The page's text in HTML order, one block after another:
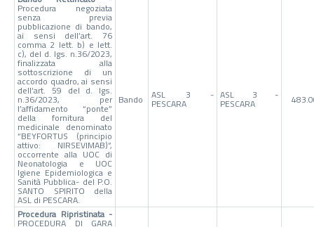
Procedura negoziata
senza previa
pubblicazione di bando,
ai sensi dell’art. 76
comma 2 lett. b) e lett.
c), del d. lgs. n.36/2023,
finalizzata alla
sottoscrizione di un
accordo quadro, ai sensi
dell’art. 59 del d. lgs.
n.36/2023, per
l’affidamento “ponte”
della fornitura del
medicinale denominato
“BEYFORTUS (principio
attivo: NIRSEVIMAB)”,
occorrente alla UOC di
Neonatologia e UOC
Igiene Epidemiologica e
Sanità Pubblica- del P.O.
SANTO SPIRITO della
ASL di PESCARA.
Bando ASL 3 -
PESCARA
ASL 3 -
PESCARA
Procedura Ripristinata -
PROCEDURA DI GARA